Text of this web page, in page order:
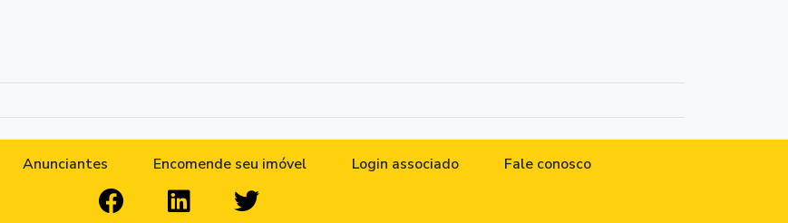
Anunciantes Encomende seu imóvel Login associado Fale conosco